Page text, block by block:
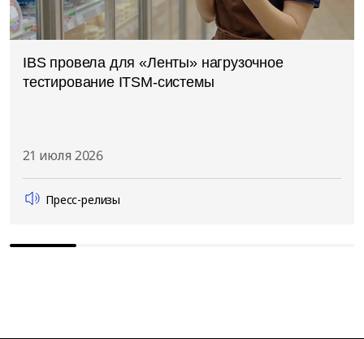
IBS провела для «Ленты» нагрузочное
тестирование ITSM-системы
21 июля 2026
Пресс-релизы